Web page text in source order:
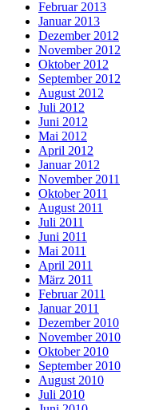
Februar 2013
Januar 2013
Dezember 2012
November 2012
Oktober 2012
September 2012
August 2012
Juli 2012
Juni 2012
Mai 2012
April 2012
Januar 2012
November 2011
Oktober 2011
August 2011
Juli 2011
Juni 2011
Mai 2011
April 2011
März 2011
Februar 2011
Januar 2011
Dezember 2010
November 2010
Oktober 2010
September 2010
August 2010
Juli 2010